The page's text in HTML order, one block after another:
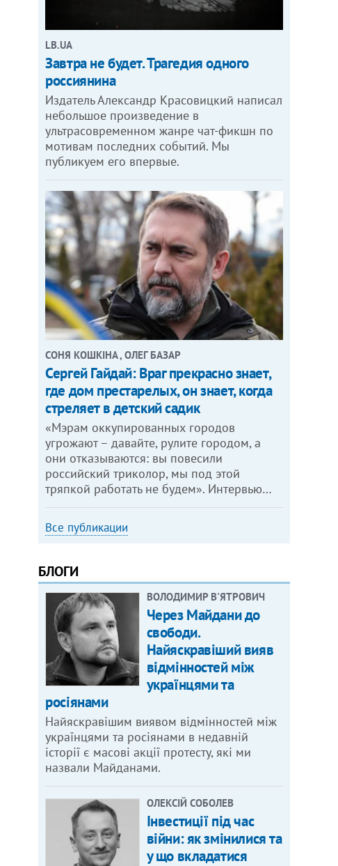
LB.UA
Завтра не будет. Трагедия одного
россиянина
Издатель Александр Красовицкий написал
небольшое произведение в
ультрасовременном жанре чат-фикшн по
мотивам последних событий. Мы
публикуем его впервые.
СОНЯ КОШКІНА , ОЛЕГ БАЗАР
Сергей Гайдай: Враг прекрасно знает,
где дом престарелых, он знает, когда
стреляет в детский садик
«Мэрам оккупированных городов
угрожают – давайте, рулите городом, а
они отказываются: вы повесили
российский триколор, мы под этой
тряпкой работать не будем». Интервью…
Все публикации
БЛОГИ
ВОЛОДИМИР В'ЯТРОВИЧ
Через Майдани до
свободи.
Найяскравіший вияв
відмінностей між
українцями та
росіянами
Найяскравішим виявом відмінностей між
українцями та росіянами в недавній
історії є масові акції протесту, які ми
назвали Майданами.
ОЛЕКСІЙ СОБОЛЕВ
Інвестиції під час
війни: як змінилися та
у що вкладатися